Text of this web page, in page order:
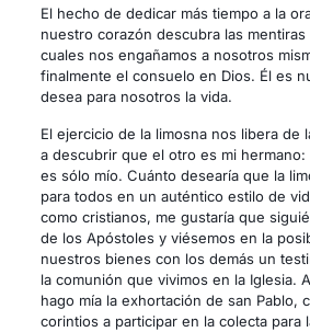
El hecho de dedicar más tiempo a la
nuestro corazón descubra las
cuales nos engañamos a nosotros
finalmente el consuelo en Dios. Él es
desea para nosotros la vida.
El ejercicio de la limosna nos libera de
a descubrir que el otro es mi
es sólo mío. Cuánto desearía que la
para todos en un auténtico estilo de
como cristianos, me gustaría que
de los Apóstoles y viésemos en la
nuestros bienes con los demás un
la comunión que vivimos en la Iglesia.
hago mía la exhortación de san Pablo,
corintios a participar en la colecta para